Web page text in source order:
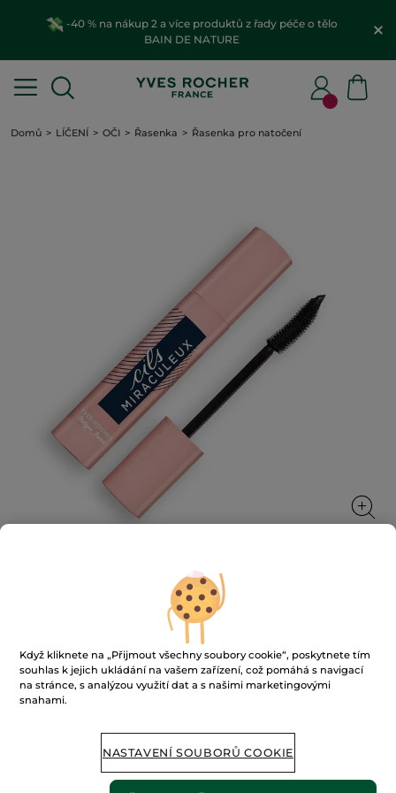
-40 % na nákup 2 a více produktů z řady péče o tělo
BAIN DE NATURE
Domů LÍČENÍ OČI Řasenka Řasenka pro natočení
Řasenka pro natočení
Žádná
hodnota
hodnocení
PŘIDAT HODNOCENÍ
Když kliknete na „Přijmout všechny soubory cookie“, poskytnete tím
souhlas k jejich ukládání na vašem zařízení, což pomáhá s navigací
na stránce, s analýzou využití dat a s našimi marketingovými
snahami.
NASTAVENÍ SOUBORŮ COOKIE